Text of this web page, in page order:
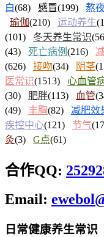
白(68) 感冒(199) 熬夜
瑜伽(210) 运动养生
(101) 冬天养生常识
(43) 死亡病例 (216)
(626) 接吻(34) 阴茎
医常识(1513) 心血管
(30) 肥胖(113) 血管
(49) 丰胸(82) 减肥效
疾控中心(121) 节气
灸(3) G点(61)
合作QQ:
Email:
日常健康养生常识